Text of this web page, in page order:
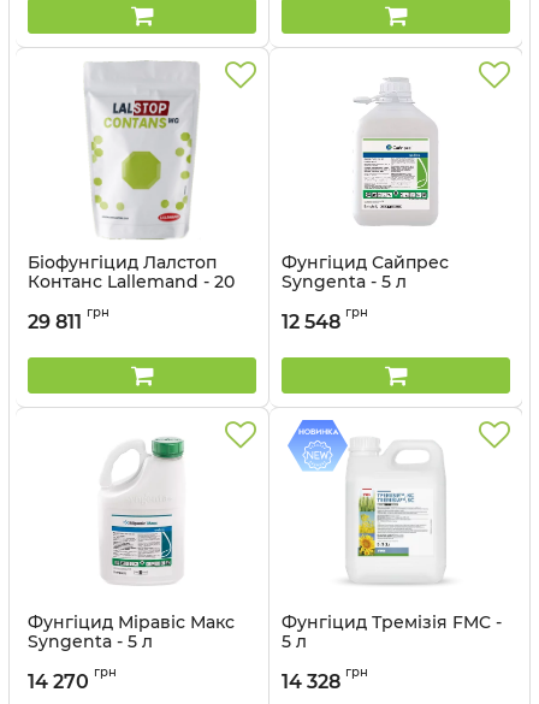
Біофунгіцид Лалстоп
Контанс Lallemand - 20
29 811 грн
Фунгіцид Сайпрес
Syngenta - 5 л
12 548 грн
Фунгіцид Міравіс Макс
Syngenta - 5 л
14 270 грн
Фунгіцид Тремізія FMC -
5 л
14 328 грн